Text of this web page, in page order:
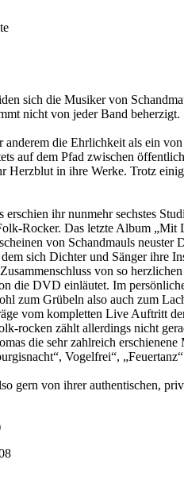
sich die Musiker von
nicht von jeder Band
die Ehrlichkeit als ein
auf dem Pfad zwischen
Herzblut in ihre Werke. Trotz
erschien ihr nunmehr sechstes
Rocker. Das letzte Album „Mit
von Schandmauls
sich Dichter und Sänger ihre
von so
die DVD einläutet. Im
zum Grübeln also auch zum
vom kompletten Live Auftritt
rocken zählt allerdings nicht
die sehr zahlreich
Vogelfrei“,
gern von ihrer authentischen,